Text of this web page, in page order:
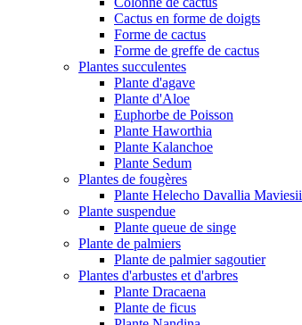
Cactus en forme de doigts
Forme de cactus
Forme de greffe de cactus
Plantes succulentes
Plante d'agave
Plante d'Aloe
Euphorbe de Poisson
Plante Haworthia
Plante Kalanchoe
Plante Sedum
Plantes de fougères
Plante Helecho Davallia Maviesii
Plante suspendue
Plante queue de singe
Plante de palmiers
Plante de palmier sagoutier
Plantes d'arbustes et d'arbres
Plante Dracaena
Plante de ficus